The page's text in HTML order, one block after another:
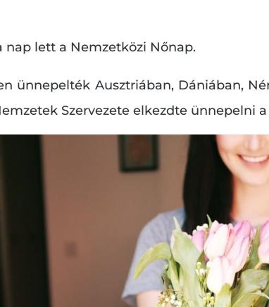
nap lett a Nemzetközi Nőnap.
ünnepelték Ausztriában, Dániában,
Szervezete elkezdte ünnepelni